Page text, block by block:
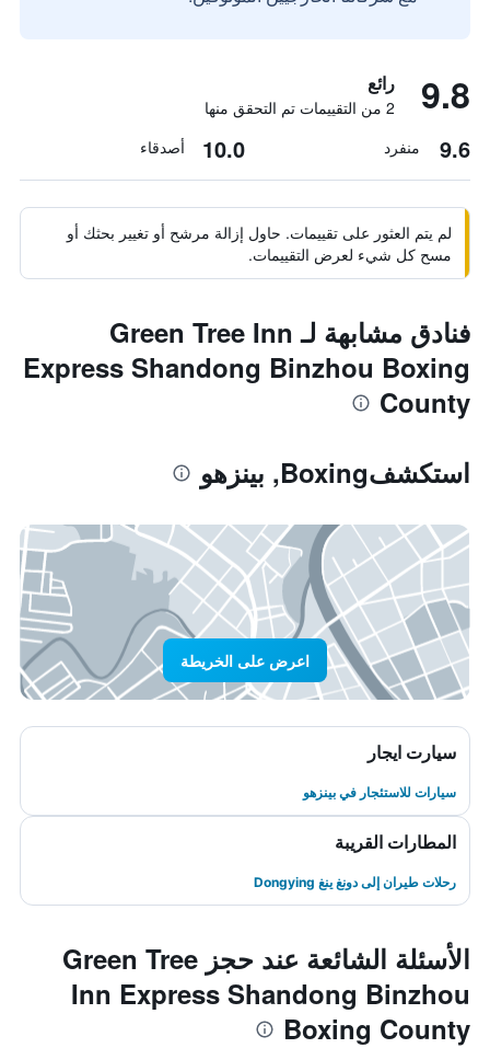
9.8 رائع
2 من التقييمات تم التحقق منها
9.6 منفرد 10.0 أصدقاء
لم يتم العثور على تقييمات. حاول إزالة مرشح أو تغيير بحثك أو
مسح كل شيء لعرض التقييمات.
فنادق مشابهة لـ Green Tree Inn
Express Shandong Binzhou Boxing
County
استكشفBoxing, بينزهو
اعرض على الخريطة
سيارت ايجار
سيارات للاستئجار في بينزهو
المطارات القريبة
رحلات طيران إلى دونغ ينغ Dongying
الأسئلة الشائعة عند حجز Green Tree
Inn Express Shandong Binzhou
Boxing County